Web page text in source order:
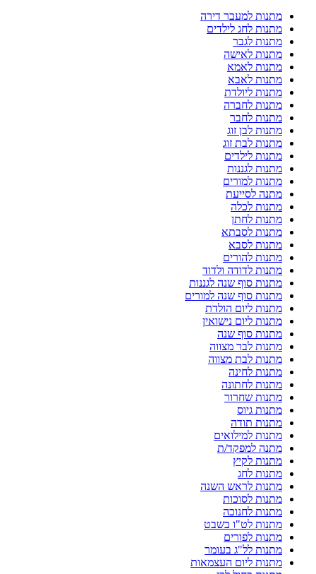
מתנות למעבר דירה
מתנות לחג לילדים
מתנות לגבר
מתנות לאישה
מתנות לאמא
מתנות לאבא
מתנות ליולדת
מתנות לחברה
מתנות לחבר
מתנות לבן זוג
מתנות לבת זוג
מתנות לילדים
מתנות לגננות
מתנות למורים
מתנה לסייעת
מתנות לכלה
מתנות לחתן
מתנות לסבתא
מתנות לסבא
מתנות להורים
מתנות לדודה ולדוד
מתנות סוף שנה לגננות
מתנות סוף שנה למורים
מתנות ליום הולדת
מתנות ליום נישואין
מתנות סוף שנה
מתנות לבר מצווה
מתנות לבת מצווה
מתנות לחינה
מתנות לחתונה
מתנות שחרור
מתנות גיוס
מתנות תודה
מתנות למילואים
מתנה למפקד/ת
מתנות לקיץ
מתנות לחג
מתנות לראש השנה
מתנות לסוכות
מתנות לחנוכה
מתנות לט"ו בשבט
מתנות לפורים
מתנות לל"ג בעומר
מתנות ליום העצמאות